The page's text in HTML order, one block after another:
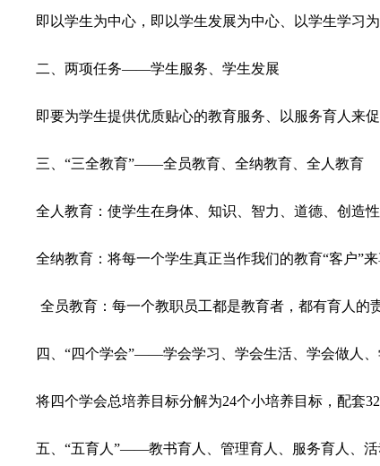
即以学生为中心，即以学生发展为中心、以学生学习
二、两项任务——学生服务、学生发展
即要为学生提供优质贴心的教育服务、以服务育人来
三、“三全教育”——全员教育、全纳教育、全人教育
全人教育：使学生在身体、知识、智力、道德、创造
全纳教育：将每一个学生真正当作我们的教育“客户”
全员教育：每一个教职员工都是教育者，都有育人的
四、“四个学会”——学会学习、学会生活、学会做人、
将四个学会总培养目标分解为24个小培养目标，配套32
五、“五育人”——教书育人、管理育人、服务育人、活